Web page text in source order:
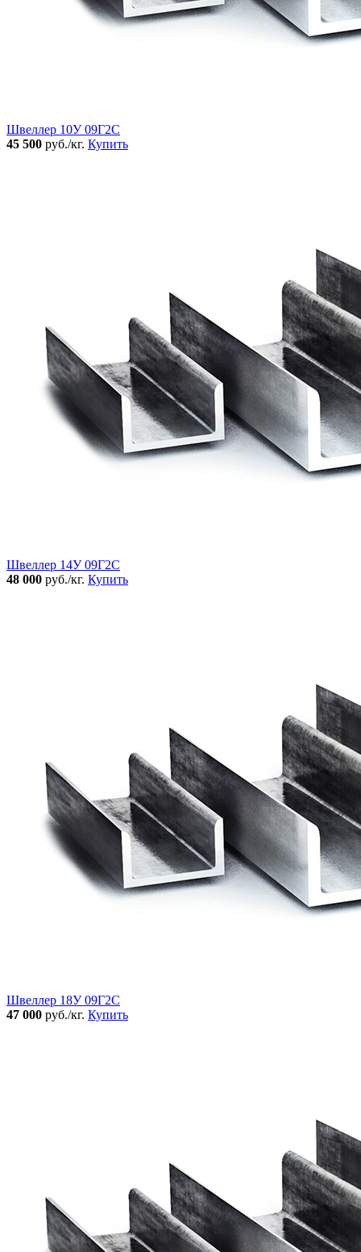
Швеллер 10У 09Г2С
45 500 руб./кг. Купить
Швеллер 14У 09Г2С
48 000 руб./кг. Купить
Швеллер 18У 09Г2С
47 000 руб./кг. Купить